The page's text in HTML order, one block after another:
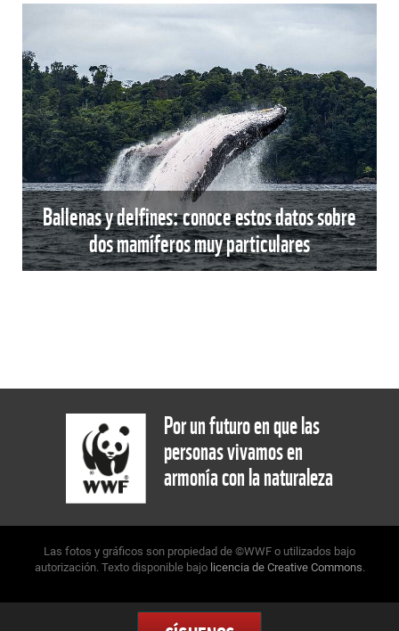
Ballenas y delfines: conoce estos datos sobre
dos mamíferos muy particulares
Por un futuro en que las
personas vivamos en
armonía con la naturaleza
Las fotos y gráficos son propiedad de ©WWF o utilizados bajo
autorización. Texto disponible bajo licencia de Creative Commons.